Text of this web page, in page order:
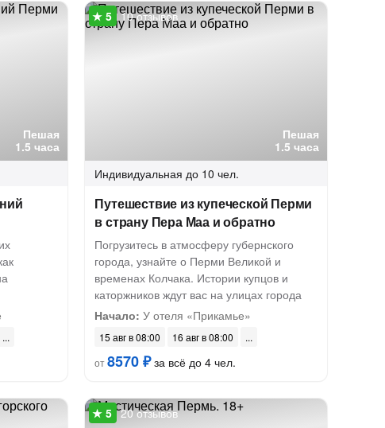
Пешая
1.5 часа
Пешая
1.5 часа
10 отзывов
Индивидуальная до 10 чел.
Путешествие из купеческой Перми
в страну Пера Маа и обратно
Погрузитесь в атмосферу губернского
города, узнайте о Перми Великой и
временах Колчака. Истории купцов и
каторжников ждут вас на улицах города
Начало: У отеля «Прикамье»
15 авг в 08:00
16 авг в 08:00
от8570 ₽за всё до 4 чел.
20 отзывов